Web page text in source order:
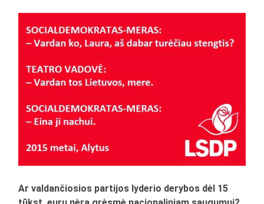
Ar valdančiosios partijos lyderio derybos dėl 15